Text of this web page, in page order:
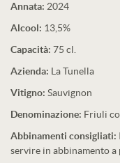
Annata: 2024
Alcool: 13,5%
Capacità: 75 cl.
Azienda: La Tunella
Vitigno: Sauvignon
Denominazione: Friuli
Abbinamenti consigliati:
servire in abbinamento a